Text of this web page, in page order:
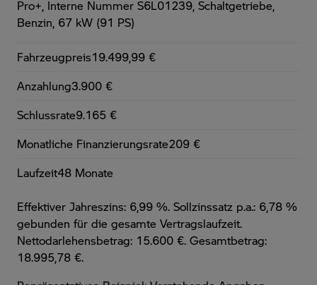
Pro+, Interne Nummer S6L01239, Schaltgetriebe,
Benzin, 67 kW (91 PS)
Fahrzeugpreis19.499,99 €
Anzahlung3.900 €
Schlussrate9.165 €
Monatliche Finanzierungsrate209 €
Laufzeit48 Monate
Effektiver Jahreszins: 6,99 %. Sollzinssatz p.a.: 6,78 %
gebunden für die gesamte Vertragslaufzeit.
Nettodarlehensbetrag: 15.600 €. Gesamtbetrag:
18.995,78 €.